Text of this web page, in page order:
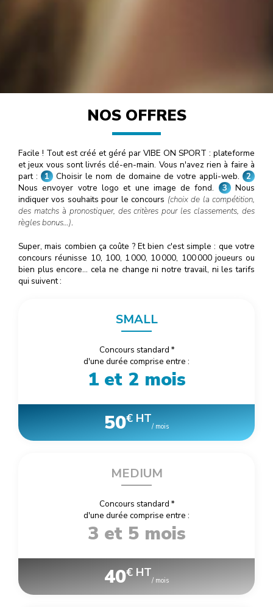
NOS OFFRES
Facile ! Tout est créé et géré par VIBE ON SPORT : plateforme
et jeux vous sont livrés clé-en-main. Vous n'avez rien à faire à
part : 1 Choisir le nom de domaine de votre appli-web. 2
Nous envoyer votre logo et une image de fond.
3 Nous
indiquer vos souhaits pour le concours (choix de la compétition,
des matchs à pronostiquer, des critères pour les classements, des
règles bonus…).
Super, mais combien ça coûte ? Et bien c'est simple : que votre
concours réunisse 10, 100, 1000, 10000, 100000joueurs ou
bien plus encore… cela ne change ni notre travail, ni les tarifs
qui suivent :
SMALL
Concours standard *
d'une durée comprise entre :
1 et 2 mois
50€ HT
/ mois
MEDIUM
Concours standard *
d'une durée comprise entre :
3 et 5 mois
40€ HT
/ mois